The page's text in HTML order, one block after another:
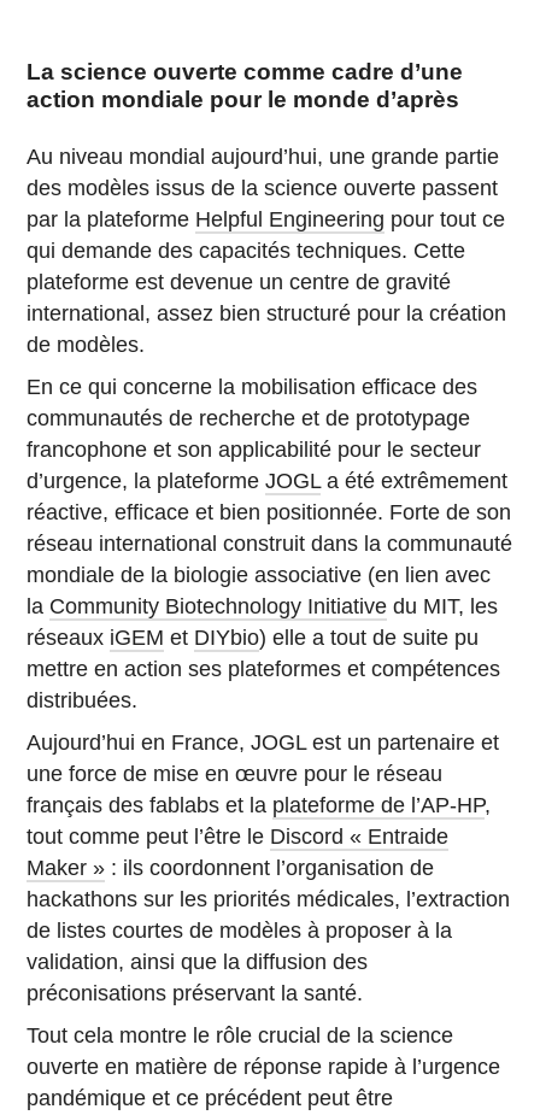
La science ouverte comme cadre d’une
action mondiale pour le monde d’après
Au niveau mondial aujourd’hui, une grande partie
des modèles issus de la science ouverte passent
par la plateforme Helpful Engineering pour tout ce
qui demande des capacités techniques. Cette
plateforme est devenue un centre de gravité
international, assez bien structuré pour la création
de modèles.
En ce qui concerne la mobilisation efficace des
communautés de recherche et de prototypage
francophone et son applicabilité pour le secteur
d’urgence, la plateformeJOGLa été extrêmement
réactive, efficace et bien positionnée. Forte de son
réseau international construit dans la communauté
mondiale de la biologie associative (en lien avec
la Community Biotechnology Initiative du MIT, les
réseaux iGEM et DIYbio) elle a tout de suite pu
mettre en action ses plateformes et compétences
distribuées.
Aujourd’hui en France, JOGL est un partenaire et
une force de mise en œuvre pour le réseau
français des fablabs et la plateforme de l’AP-HP,
tout comme peut l’être le Discord « Entraide
Maker » : ils coordonnent l’organisation de
hackathons sur les priorités médicales, l’extraction
de listes courtes de modèles à proposer à la
validation, ainsi que la diffusion des
préconisations préservant la santé.
Tout cela montre le rôle crucial de la science
ouverte en matière de réponse rapide à l’urgence
pandémique et ce précédent peut être